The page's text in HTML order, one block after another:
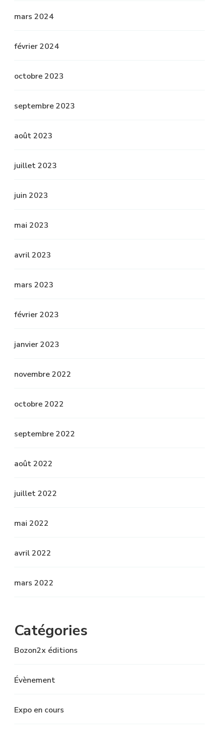
mars 2024
février 2024
octobre 2023
septembre 2023
août 2023
juillet 2023
juin 2023
mai 2023
avril 2023
mars 2023
février 2023
janvier 2023
novembre 2022
octobre 2022
septembre 2022
août 2022
juillet 2022
mai 2022
avril 2022
mars 2022
Catégories
Bozon2x éditions
Évènement
Expo en cours